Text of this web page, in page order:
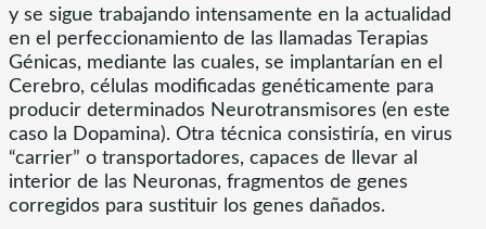
y se sigue trabajando intensamente en la actualidad
en el perfeccionamiento de las llamadas Terapias
Génicas, mediante las cuales, se implantarían en el
Cerebro, células modificadas genéticamente para
producir determinados Neurotransmisores (en este
caso la Dopamina). Otra técnica consistiría, en virus
“carrier” o transportadores, capaces de llevar al
interior de las Neuronas, fragmentos de genes
corregidos para sustituir los genes dañados.